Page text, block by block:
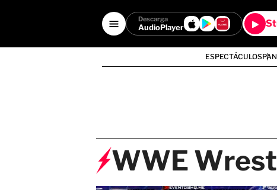
Descarga
AudioPlayer
ESPECTÁCULOS
WWE